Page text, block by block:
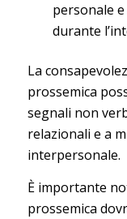
personale
durante
La
prossemica
segnali non
relazionali e a
interpersonale.
È importante
prossemica